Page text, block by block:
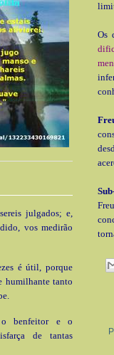
Os
julgados; e,
vos medirão
é útil, porque
humilhante tanto
o benfeitor e o
de tantas